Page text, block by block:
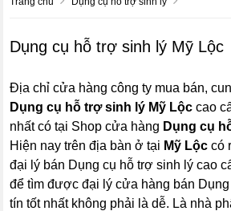
Dụng cụ hỗ trợ sinh lý Mỹ Lộc
Địa chỉ cửa hàng công ty mua bán,
Dụng cụ hỗ trợ sinh lý Mỹ Lộc cao
nhất có tại Shop cửa hàng Dụng cụ
Hiện nay trên địa bàn ở tại Mỹ Lộc có
đại lý bán Dụng cụ hỗ trợ sinh lý cao
để tìm được đại lý cửa hàng bán
tín tốt nhất không phải là dễ. Là nhà